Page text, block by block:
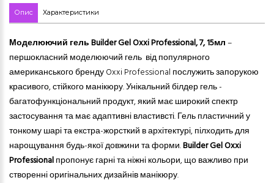
Опис Характеристики
Моделюючий гель Builder Gel Oxxi Professional, 7, 15мл–
першокласний моделюючий гель від популярного
американського бренду Oxxi Professional послужить запорукою
красивого, стійкого манікюру. Унікальний білдер гель -
багатофункціональний продукт, який має широкий спектр
застосування та має адаптивні властивсті. Гель пластичний у
тонкому шарі та екстра-жорсткий в архітектурі, пілходить для
нарощування будь-якої довжини та форми.Builder Gel Oxxi
Professionalпропонує гарні та ніжні кольори, що важливо при
створенні оригінальних дизайнів манікюру.